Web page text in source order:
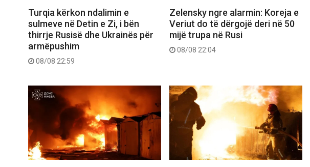
Turqia kërkon ndalimin e
sulmeve në Detin e Zi, i bën
thirrje Rusisë dhe Ukrainës për
armëpushim
08/08 22:59
Zelensky ngre alarmin: Koreja e
Veriut do të dërgojë deri në 50
mijë trupa në Rusi
08/08 22:04